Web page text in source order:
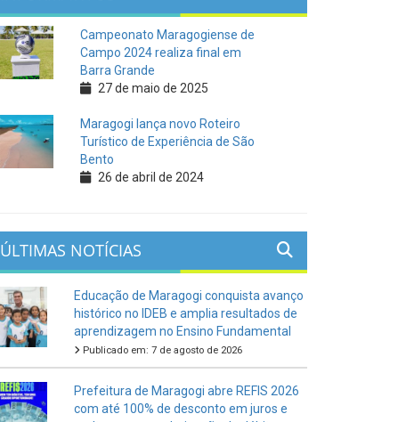
Campeonato Maragogiense de
Campo 2024 realiza final em
Barra Grande
27 de maio de 2025
Maragogi lança novo Roteiro
Turístico de Experiência de São
Bento
26 de abril de 2024
ÚLTIMAS NOTÍCIAS
Educação de Maragogi conquista avanço
histórico no IDEB e amplia resultados de
aprendizagem no Ensino Fundamental
Publicado em: 7 de agosto de 2026
Prefeitura de Maragogi abre REFIS 2026
com até 100% de desconto em juros e